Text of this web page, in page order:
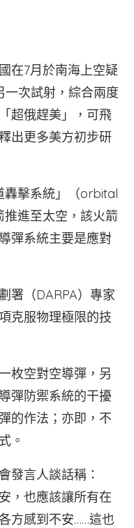
在7月於南海上空疑
次試射，綜合兩度
超俄趕美」，可飛
出更多美方初步研
轟擊系統」（orbital
進至太空，該火箭
彈系統主要是應對
署（DARPA）專家
克服物理極限的技
枚空對空導彈，另
彈防禦系統的干擾
的作法；亦即，不
。
發言人談話稱：
，也應該讓所有在
方感到不安……這也